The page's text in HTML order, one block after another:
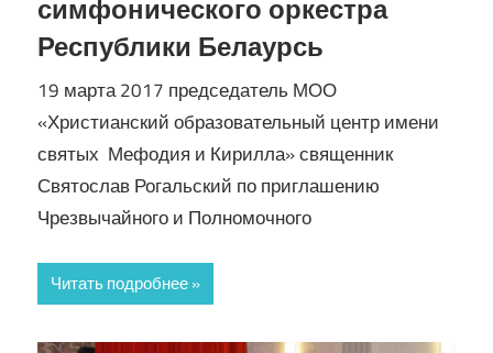
симфонического оркестра
Республики Белаурсь
19 марта 2017 председатель МОО
«Христианский образовательный центр имени
святых Мефодия и Кирилла» священник
Святослав Рогальский по приглашению
Чрезвычайного и Полномочного
Читать подробнее